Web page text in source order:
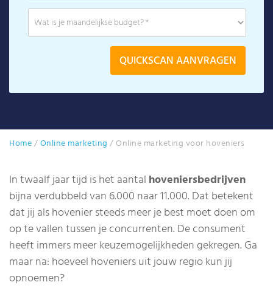
Home/Online marketing /Online marketing voor hoveniers
In twaalf jaar tijd is het aantal hoveniersbedrijven
bijna verdubbeld van 6.000 naar 11.000. Dat betekent
dat jij als hovenier steeds meer je best moet doen om
op te vallen tussen je concurrenten. De consument
heeft immers meer keuzemogelijkheden gekregen. Ga
maar na: hoeveel hoveniers uit jouw regio kun jij
opnoemen?